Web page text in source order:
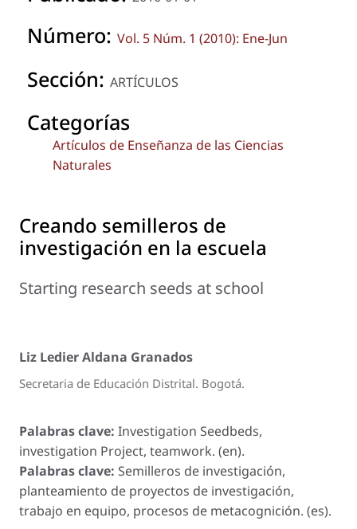
Número: Vol. 5 Núm. 1 (2010): Ene-Jun
Sección: ARTÍCULOS
Categorías
Artículos de Enseñanza de las Ciencias
Naturales
Creando semilleros de
investigación en la escuela
Starting research seeds at school
Liz Ledier Aldana Granados
Secretaria de Educación Distrital. Bogotá.
Palabras clave: Investigation Seedbeds,
investigation Project, teamwork. (en).
Palabras clave: Semilleros de investigación,
planteamiento de proyectos de investigación,
trabajo en equipo, procesos de metacognición. (es).